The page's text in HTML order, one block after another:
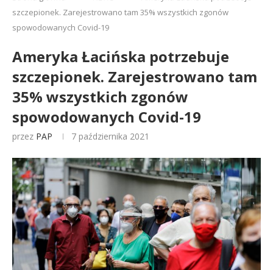
szczepionek. Zarejestrowano tam 35% wszystkich zgonów
spowodowanych Covid-19
Ameryka Łacińska potrzebuje
szczepionek. Zarejestrowano tam
35% wszystkich zgonów
spowodowanych Covid-19
przez PAP 7 października 2021